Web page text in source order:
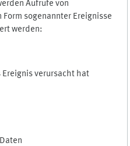
Aufrufe von
sogenannter Ereignisse
werden:
Ereignis verursacht hat